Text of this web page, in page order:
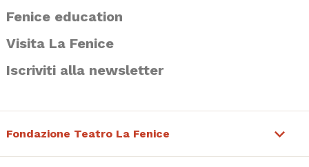
Fenice education
Visita La Fenice
Iscriviti alla newsletter
Fondazione Teatro La Fenice